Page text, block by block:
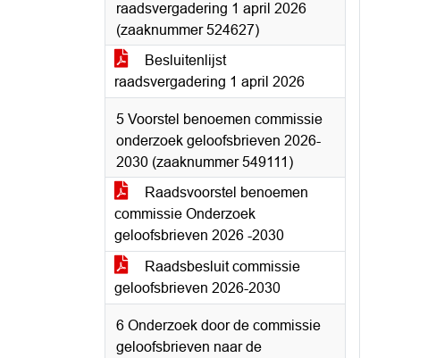
raadsvergadering 1 april 2026
(zaaknummer 524627)
Besluitenlijst
raadsvergadering 1 april 2026
5 Voorstel benoemen commissie
onderzoek geloofsbrieven 2026-
2030 (zaaknummer 549111)
Raadsvoorstel benoemen
commissie Onderzoek
geloofsbrieven 2026 -2030
Raadsbesluit commissie
geloofsbrieven 2026-2030
6 Onderzoek door de commissie
geloofsbrieven naar de